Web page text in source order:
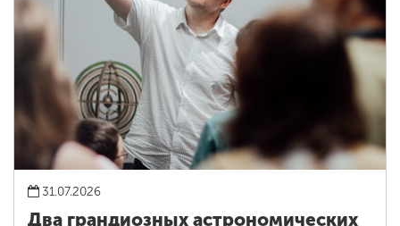
31.07.2026
Два грандиозных астрономических